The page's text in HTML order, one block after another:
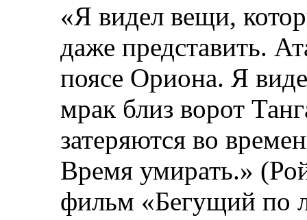
«Я видел вещи,
даже представить.
поясе Ориона. Я
мрак близ ворот
затеряются во
Время умирать.»
фильм «Бегущий по